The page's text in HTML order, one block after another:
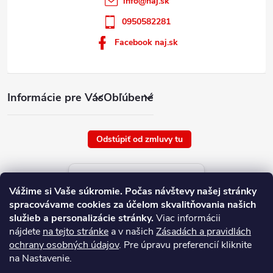
Vážime si Vaše súkromie. Počas návštevy našej stránky
spracovávame cookies za účelom skvalitňovania našich
služieb a personalizácie stránky.Viac informácii
nájdete na tejto stránke a v našich Zásadách a pravidlách
ochrany osobných údajov. Pre úpravu preferencií kliknite
na Nastavenie.
Informácie pre VásObľúbené
0950582281
Facebook naj.sk
Odstúpiť od zmluvy tu
Aktuálne ceny tovaru
platné od : 5/8/2026